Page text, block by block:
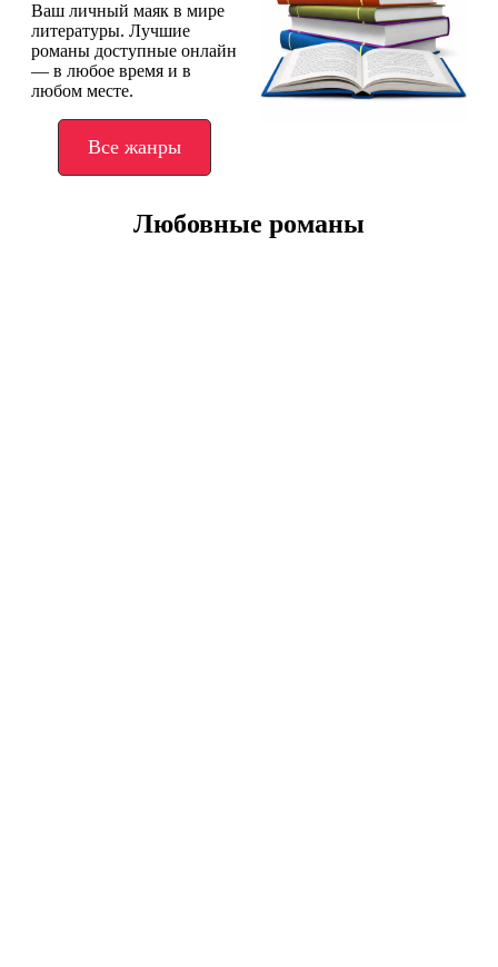
Ваш личный маяк в мире
литературы. Лучшие
романы доступные онлайн
— в любое время и в
любом месте.
Все жанры
Любовные романы